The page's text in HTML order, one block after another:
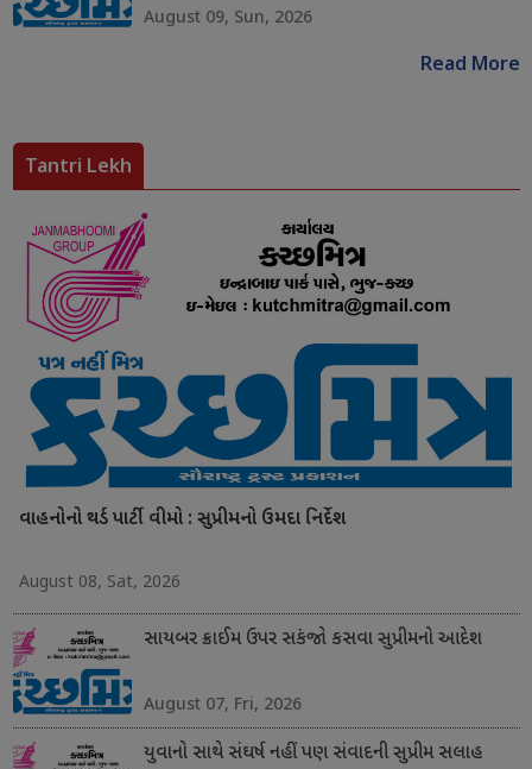
August 09, Sun, 2026
Read More
Tantri Lekh
વાહનોનો થર્ડ પાર્ટી વીમો : સુપ્રીમનો ઉમદા નિર્દેશ
August 08, Sat, 2026
સાયબર ક્રાઈમ ઉપર સકંજો કસવા સુપ્રીમનો આદેશ
August 07, Fri, 2026
યુવાનો સાથે સંઘર્ષ નહીં પણ સંવાદની સુપ્રીમ સલાહ